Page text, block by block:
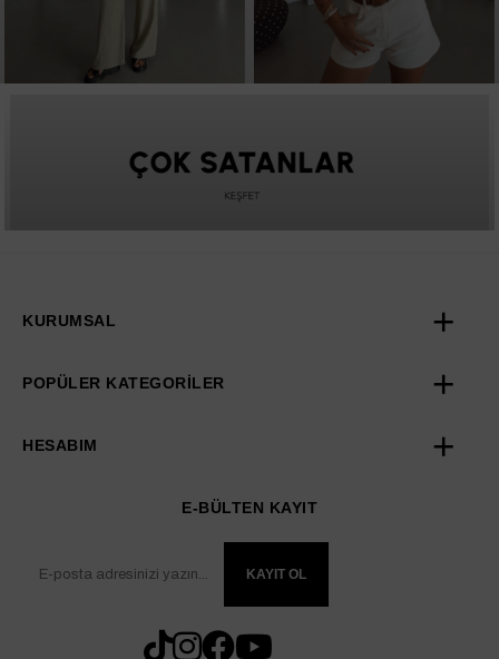
KURUMSAL
POPÜLER KATEGORİLER
HESABIM
E-BÜLTEN KAYIT
KAYIT OL